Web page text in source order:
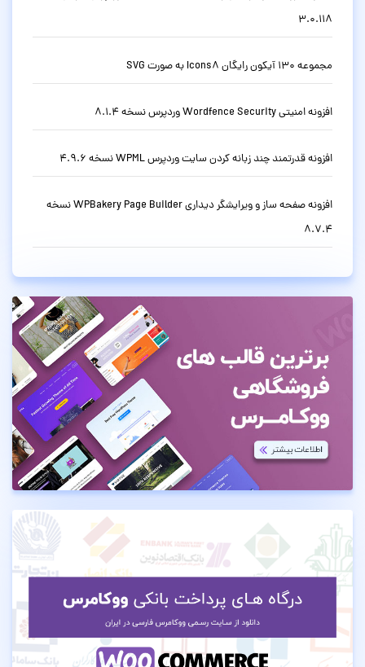
3.0.118
مجموعه 130 آیکون رایگان Icons8 به صورت SVG
افزونه امنیتی Wordfence Security وردپرس نسخه 8.1.4
افزونه قدرتمند چند زبانه کردن سایت وردپرس WPML نسخه 4.9.6
افزونه صفحه ساز و ویرایشگر دیداری WPBakery Page Builder نسخه
8.7.4